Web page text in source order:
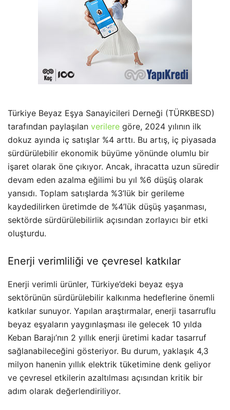
Türkiye Beyaz Eşya Sanayicileri Derneği (TÜRKBESD)
tarafından paylaşılan verilere göre, 2024 yılının ilk
dokuz ayında iç satışlar %4 arttı. Bu artış, iç piyasada
sürdürülebilir ekonomik büyüme yönünde olumlu bir
işaret olarak öne çıkıyor. Ancak, ihracatta uzun süredir
devam eden azalma eğilimi bu yıl %6 düşüş olarak
yansıdı. Toplam satışlarda %3’lük bir gerileme
kaydedilirken üretimde de %4’lük düşüş yaşanması,
sektörde sürdürülebilirlik açısından zorlayıcı bir etki
oluşturdu.
Enerji verimliliği ve çevresel katkılar
Enerji verimli ürünler, Türkiye’deki beyaz eşya
sektörünün sürdürülebilir kalkınma hedeflerine önemli
katkılar sunuyor. Yapılan araştırmalar, enerji tasarruflu
beyaz eşyaların yaygınlaşması ile gelecek 10 yılda
Keban Barajı’nın 2 yıllık enerji üretimi kadar tasarruf
sağlanabileceğini gösteriyor. Bu durum, yaklaşık 4,3
milyon hanenin yıllık elektrik tüketimine denk geliyor
ve çevresel etkilerin azaltılması açısından kritik bir
adım olarak değerlendiriliyor.